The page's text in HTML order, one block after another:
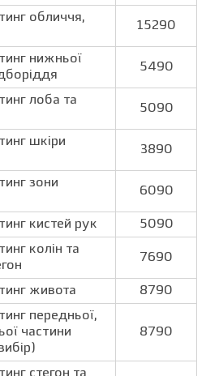
обличчя,
15290
нижньої
5490
лоба та
5090
шкіри
3890
зони
6090
кистей рук
5090
колін та
7690
живота
8790
передньої,
частини
8790